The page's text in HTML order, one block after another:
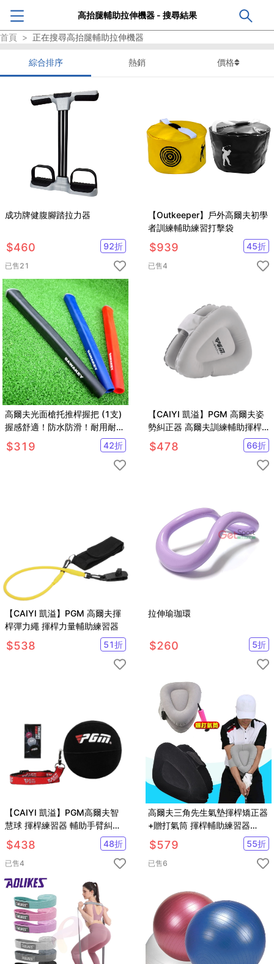
高抬腿輔助拉伸機器 - 搜尋結果
首頁 > 正在搜尋高抬腿輔助拉伸機器
綜合排序 熱銷 價格
成功牌健腹腳踏拉力器
$460 92折
已售21
【Outkeeper】戶外高爾夫初學
者訓練輔助練習打擊袋
$939 45折
已售4
高爾夫光面槍托推桿握把 (1支)
握感舒適！防水防滑！耐用耐看
!【GF32006】
$319 42折
【CAIYI 凱溢】PGM 高爾夫姿
勢糾正器 高爾夫訓練輔助揮桿
訓練器 高爾夫球臂矯正器
$478 66折
【CAIYI 凱溢】PGM 高爾夫揮
桿彈力繩 揮桿力量輔助練習器
$538 51折
拉伸瑜珈環
$260 5折
【CAIYI 凱溢】PGM高爾夫智
慧球 揮桿練習器 輔助手臂糾正
器
$438 48折
已售4
高爾夫三角先生氣墊揮桿矯正器
+贈打氣筒 揮桿輔助練習器
【GF12003】
$579 55折
已售6